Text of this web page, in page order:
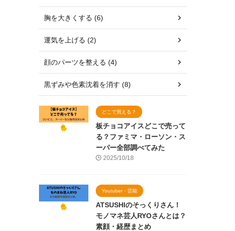
胸を大きくする (6)
運気を上げる (2)
顔のパーツを整える (4)
黒ずみや色素沈着を消す (8)
どこで買える？
板チョコアイスどこで売って
る？ファミマ・ローソン・ス
ーパー全部調べてみた
2025/10/18
Youtuber・芸能
ATSUSHIのそっくりさん！
モノマネ芸人RYOさんとは？
素顔・経歴まとめ